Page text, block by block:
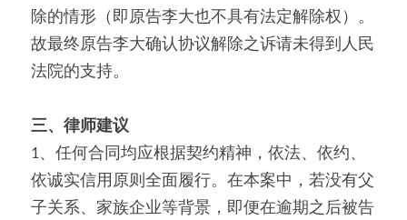
除的情形（即原告李大也不具有法定解除权）。
故最终原告李大确认协议解除之诉请未得到人民
法院的支持。
三、律师建议
1、任何合同均应根据契约精神，依法、依约、
依诚实信用原则全面履行。在本案中，若没有父
子关系、家族企业等背景，即便在逾期之后被告